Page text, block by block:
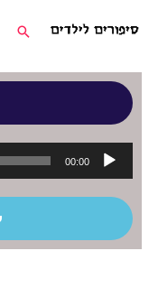
לתוכן
חיפוש
אודיו
00:00